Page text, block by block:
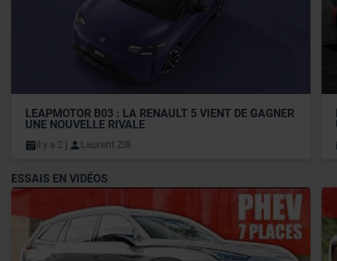
LEAPMOTOR B03 : LA RENAULT 5 VIENT DE GAGNER
UNE NOUVELLE RIVALE
il y a 2 j Laurent Zilli
ESSAIS EN VIDÉOS